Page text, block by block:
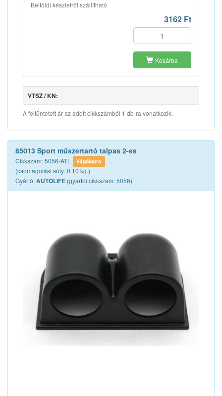
Belföldi készletről szállítható
3162 Ft
Kosárba
VTSZ / KN:
A feltüntetett ár az adott cikkszámból 1 db-ra vonatkozik.
85013 Sport műszertartó talpas 2-es
Cikkszám: 5056-ATL Vágólapra
(csomagolási súly: 0.10 kg.)
Gyártó:AUTOLIFE (gyártói cikkszám: 5056)